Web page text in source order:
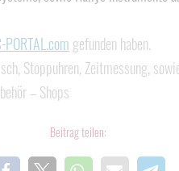
PORTAL.com gefunden haben.
Stoppuhren, Zeitmessung,
– Shops
Beitrag teilen: